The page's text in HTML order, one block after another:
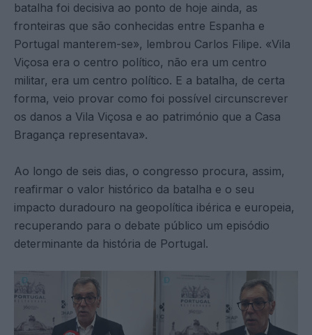
batalha foi decisiva ao ponto de hoje ainda, as
fronteiras que são conhecidas entre Espanha e
Portugal manterem-se», lembrou Carlos Filipe. «Vila
Viçosa era o centro político, não era um centro
militar, era um centro político. E a batalha, de certa
forma, veio provar como foi possível circunscrever
os danos a Vila Viçosa e ao património que a Casa
Bragança representava».
Ao longo de seis dias, o congresso procura, assim,
reafirmar o valor histórico da batalha e o seu
impacto duradouro na geopolítica ibérica e europeia,
recuperando para o debate público um episódio
determinante da história de Portugal.